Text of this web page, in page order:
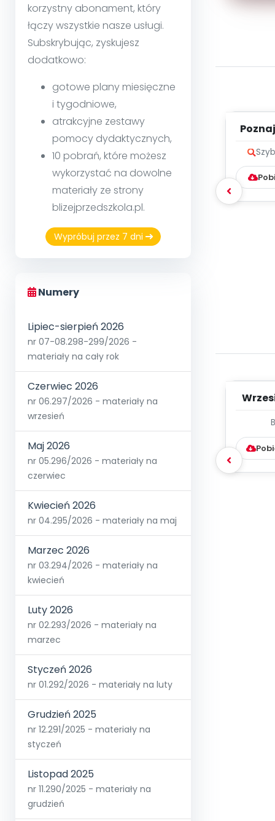
korzystny abonament, który
łączy wszystkie nasze usługi.
Subskrybując, zyskujesz
dodatkowo:
gotowe plany miesięczne
i tygodniowe,
atrakcyjne zestawy
pomocy dydaktycznych,
10 pobrań, które możesz
wykorzystać na dowolne
materiały ze strony
blizejprzedszkola.pl.
Wypróbuj przez 7 dni
Numery
Lipiec-sierpień 2026
nr 07-08.298-299/2026 -
materiały na cały rok
Czerwiec 2026
nr 06.297/2026 - materiały na
wrzesień
Maj 2026
nr 05.296/2026 - materiały na
czerwiec
Kwiecień 2026
nr 04.295/2026 - materiały na maj
Marzec 2026
nr 03.294/2026 - materiały na
kwiecień
Luty 2026
nr 02.293/2026 - materiały na
marzec
Styczeń 2026
nr 01.292/2026 - materiały na luty
Grudzień 2025
nr 12.291/2025 - materiały na
styczeń
Listopad 2025
nr 11.290/2025 - materiały na
grudzień